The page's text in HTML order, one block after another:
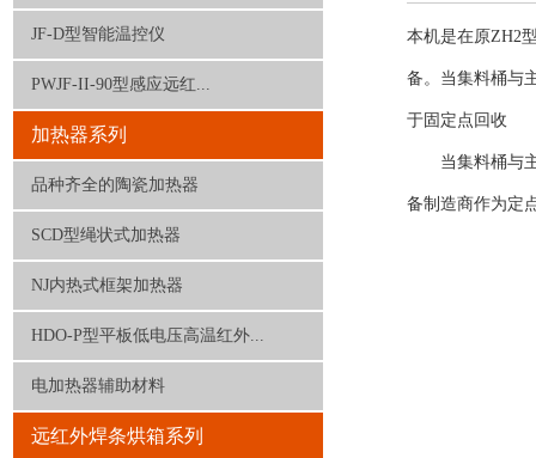
JF-D型智能温控仪
PWJF-II-90型感应远红...
加热器系列
品种齐全的陶瓷加热器
SCD型绳状式加热器
NJ内热式框架加热器
HDO-P型平板低电压高温红外...
电加热器辅助材料
远红外焊条烘箱系列
本机是在原ZH2
备。当集料桶与
于固定点回收
当集料桶与主
备制造商作为定